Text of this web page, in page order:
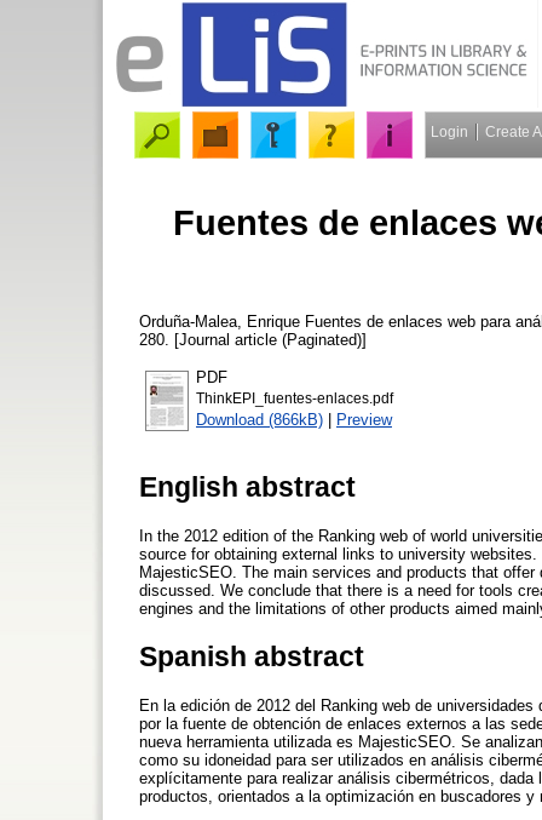
Login Create
Fuentes de enlaces
Orduña-Malea, Enrique Fuentes de enlaces web para
280. [Journal article (Paginated)]
PDF
ThinkEPI_fuentes-enlaces.pdf
Download (866kB) | Preview
English abstract
In the 2012 edition of the Ranking web of world
source for obtaining external links to university
MajesticSEO. The main services and products that
discussed. We conclude that there is a need for tools
engines and the limitations of other products aimed
Spanish abstract
En la edición de 2012 del Ranking web de
por la fuente de obtención de enlaces externos a las
nueva herramienta utilizada es MajesticSEO. Se
como su idoneidad para ser utilizados en análisis
explícitamente para realizar análisis cibermétricos,
productos, orientados a la optimización en buscadores